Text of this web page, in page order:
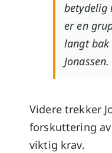
betydelig
er en
langt
Jonassen.
Videre trekker
forskuttering
viktig krav.